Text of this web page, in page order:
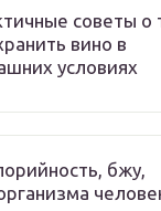
советы о
вино в
условиях
бжу,